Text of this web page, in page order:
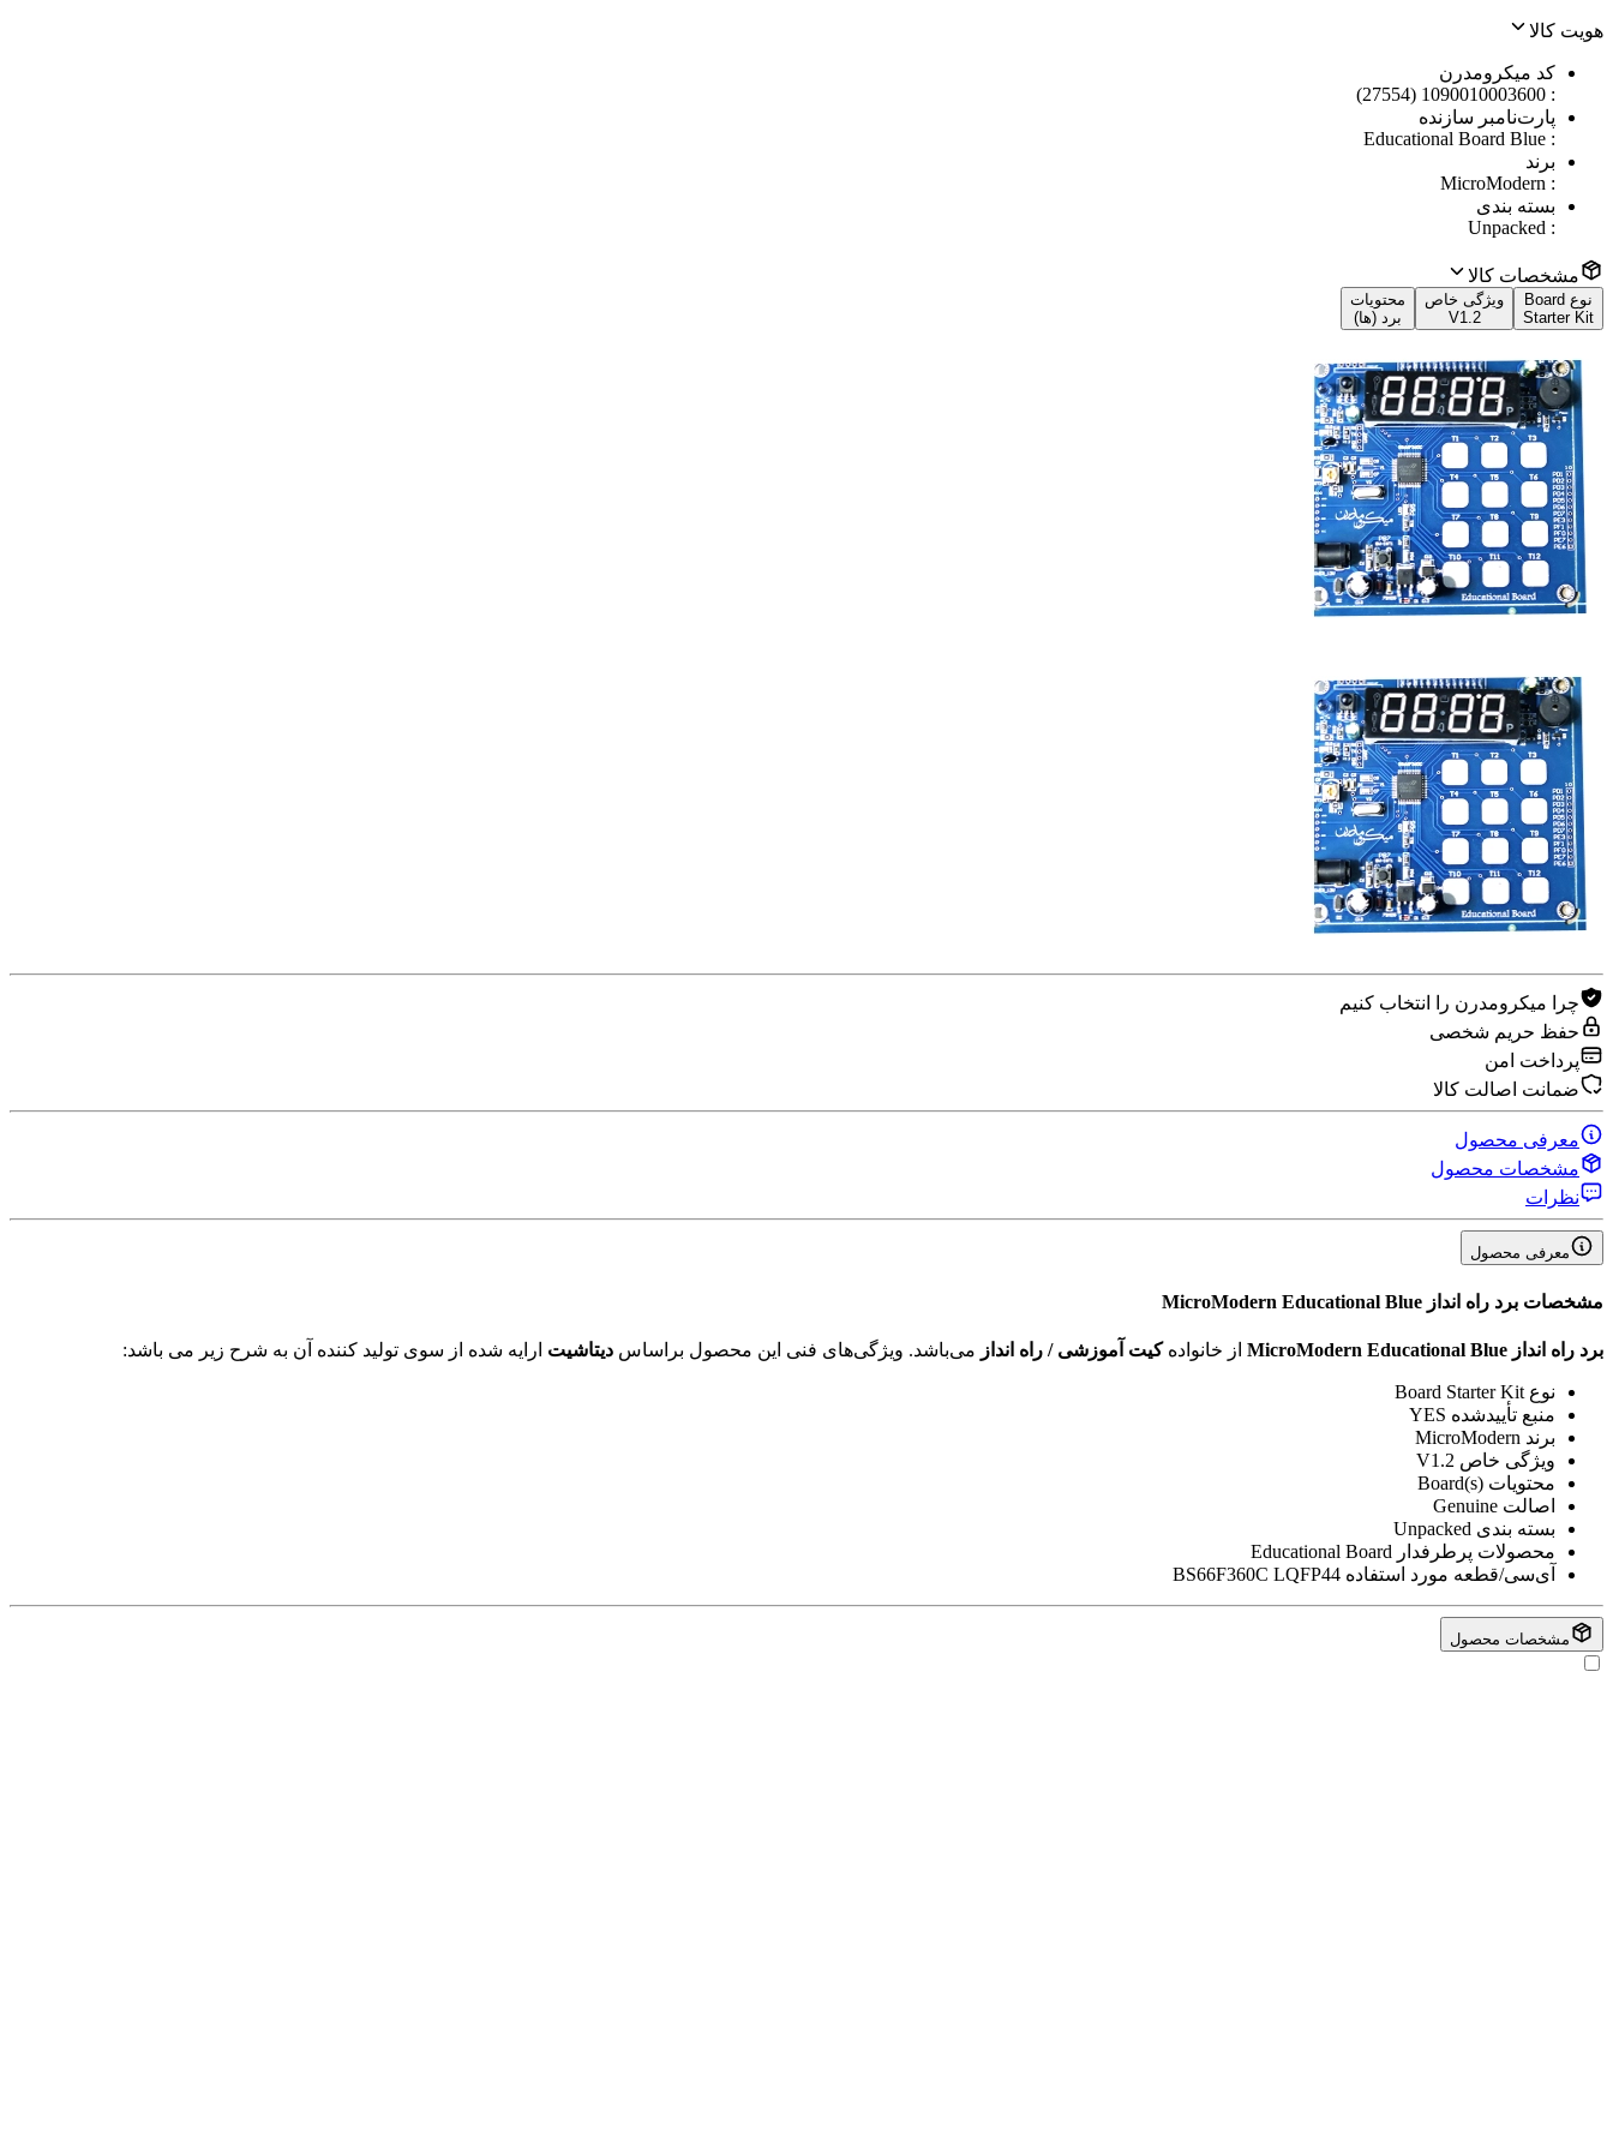
هویت کالا
کد میکرومدرن
:
1090010003600 (27554)
پارت‌نامبر سازنده
:
Educational Board Blue
برند
:
MicroModern
بسته بندی
:
Unpacked
مشخصات کالا
نوع Board
Starter Kit
ویژگی خاص
V1.2
محتویات
برد (ها)
چرا میکرومدرن را انتخاب کنیم
حفظ حریم شخصی
پرداخت امن
ضمانت اصالت کالا
معرفی محصول
مشخصات محصول
نظرات
معرفی محصول
مشخصات برد راه انداز MicroModern Educational Blue
برد راه انداز MicroModern Educational Blue از خانوادهکیت آموزشی / راه انداز می‌باشد. ویژگی‌های فنی این محصول براساس دیتاشیت ارایه شده از سوی تولید کننده آن به شرح زیر می باشد:
نوع Board Starter Kit
منبع تأیید‌شده YES
برند MicroModern
ویژگی خاص V1.2
محتویات Board(s)
اصالت Genuine
بسته بندی Unpacked
محصولات پرطرفدار Educational Board
آی‌سی/قطعه مورد استفاده BS66F360C LQFP44
مشخصات محصول